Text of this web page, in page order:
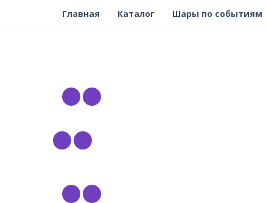
Главная Каталог Шары по событиям